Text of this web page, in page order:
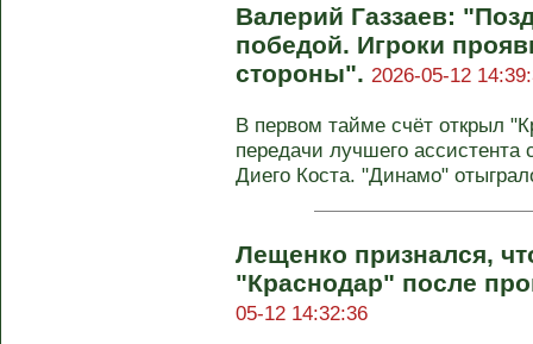
Валерий Газзаев:
победой. Игроки
стороны". 2026-05-12
В первом тайме счёт открыл
передачи лучшего
Диего Коста. "Динамо"
Лещенко признался,
"Краснодар" после
05-12 14:32:36